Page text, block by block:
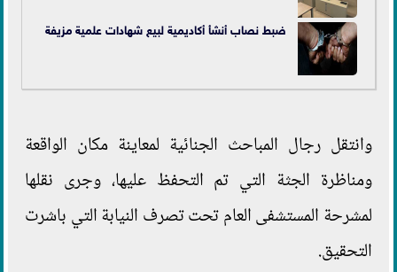
ضبط نصاب أنشأ أكاديمية لبيع شهادات علمية مزيفة
وانتقل رجال المباحث الجنائية لمعاينة مكان الواقعة
ومناظرة الجثة التي تم التحفظ عليها، وجرى نقلها
لمشرحة المستشفى العام تحت تصرف النيابة التي باشرت
التحقيق.